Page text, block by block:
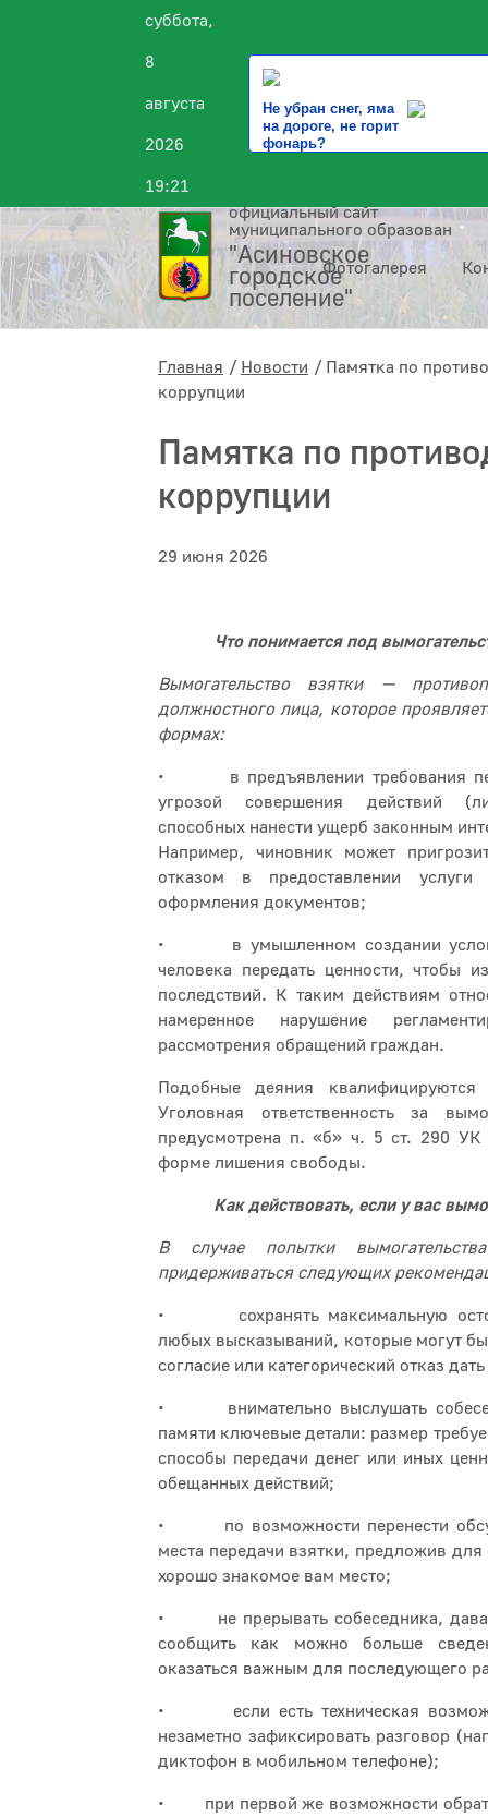
суббота,
8
августа
2026
19:21
Не убран снег, яма
на дороге, не горит
фонарь?
официальный сайт
муниципального образования
"Асиновское
городское
поселение"
Фотогалерея
Главная Новости
Памятка по
коррупции
Памятка по
коррупции
29 июня 2026
Что понимается под
Вымогательство взятки —
должностного лица, которое
формах:
• в предъявлении требования
угрозой совершения действий
способных нанести ущерб законным
Например, чиновник может
отказом в предоставлении услуги
оформления документов;
• в умышленном создании
человека передать ценности, чтобы
последствий. К таким действиям
намеренное нарушение
рассмотрения обращений граждан.
Подобные деяния квалифицируются
Уголовная ответственность за
предусмотрена п. «б» ч. 5 ст. 290
форме лишения свободы.
Как действовать, если у вас
В случае попытки
придерживаться следующих
• сохранять максимальную
любых высказываний, которые могут
согласие или категорический отказ
• внимательно выслушать
памяти ключевые детали: размер
способы передачи денег или иных
обещанных действий;
• по возможности перенести
места передачи взятки, предложив
хорошо знакомое вам место;
• не прерывать собеседника,
сообщить как можно больше
оказаться важным для последующего
• если есть техническая
незаметно зафиксировать разговор
диктофон в мобильном телефоне);
• при первой же возможности